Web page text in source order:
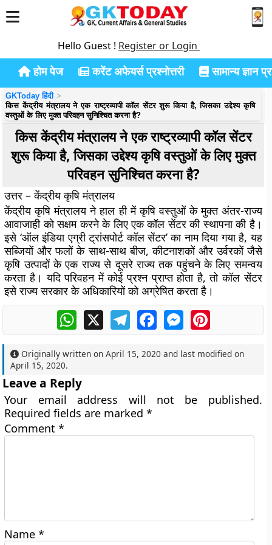
Hello Guest ! Register or Login
होम पेज करेंट अफेयर्स प्रश्नोत्तरी सामान्य ज्ञान
GKToday हिंदी
किस केंद्रीय मंत्रालय ने एक राष्ट्रव्यापी कॉल सेंटर शुरू किया है, जिसका उद्देश्य कृषि
वस्तुओं के लिए मुक्त परिवहन सुनिश्चित करना है?
किस केंद्रीय मंत्रालय ने एक राष्ट्रव्यापी कॉल सेंटर
शुरू किया है, जिसका उद्देश्य कृषि वस्तुओं के लिए मुक्त
परिवहन सुनिश्चित करना है?
उत्तर – केंद्रीय कृषि मंत्रालय
केंद्रीय कृषि मंत्रालय ने हाल ही में कृषि वस्तुओं के मुक्त अंतर-राज्य
आवाजाही को सक्षम करने के लिए एक कॉल सेंटर की स्थापना की है।
इसे ‘ऑल इंडिया एग्री ट्रांसपोर्ट कॉल सेंटर’ का नाम दिया गया है, यह
सब्जियों और फलों के साथ-साथ बीज, कीटनाशकों और उर्वरकों जैसे
कृषि उत्पादों के एक राज्य से दूसरे राज्य तक पहुंचने के लिए समन्वय
करता है। यदि परिवहन में कोई प्रश्न प्राप्त होता है, तो कॉल सेंटर
इसे राज्य सरकार के अधिकारियों को अग्रेषित करता है।
WhatsApp
X TelegramFacebookMessengerPinterest
Originally written onApril 15, 2020 and last modified on
April 15, 2020.
Leave a Reply
Your email address will not be published.
Required fields are marked*
Comment*
Name*